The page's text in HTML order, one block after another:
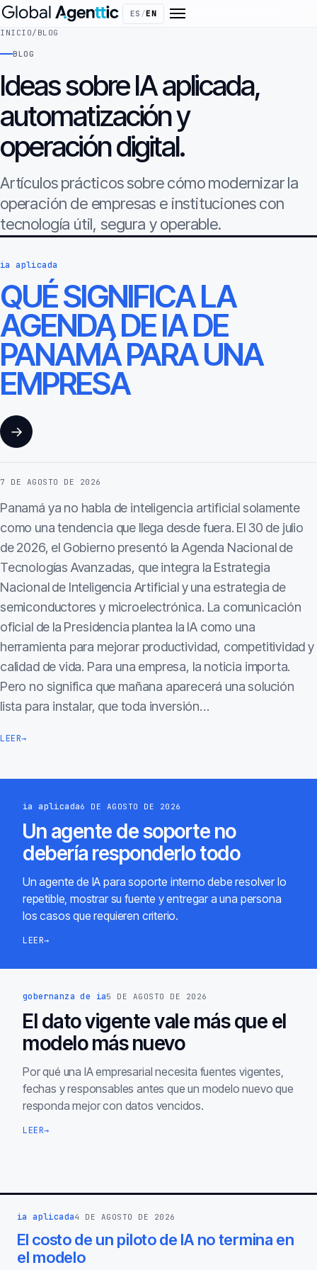
ES /EN
INICIO/ BLOG
BLOG
Ideas sobre IA aplicada,
automatización y
operación digital.
Artículos prácticos sobre cómo modernizar la
operación de empresas e instituciones con
tecnología útil, segura y operable.
ia aplicada
QUÉ SIGNIFICA LA
AGENDA DE IA DE
PANAMÁ PARA UNA
EMPRESA
→
7 DE AGOSTO DE 2026
Panamá ya no habla de inteligencia artificial solamente
como una tendencia que llega desde fuera. El 30 de julio
de 2026, el Gobierno presentó la Agenda Nacional de
Tecnologías Avanzadas, que integra la Estrategia
Nacional de Inteligencia Artificial y una estrategia de
semiconductores y microelectrónica. La comunicación
oficial de la Presidencia plantea la IA como una
herramienta para mejorar productividad, competitividad y
calidad de vida. Para una empresa, la noticia importa.
Pero no significa que mañana aparecerá una solución
lista para instalar, que toda inversión…
LEER→
ia aplicada6 DE AGOSTO DE 2026
Un agente de soporte no
debería responderlo todo
Un agente de IA para soporte interno debe resolver lo
repetible, mostrar su fuente y entregar a una persona
los casos que requieren criterio.
LEER→
gobernanza de ia5 DE AGOSTO DE 2026
El dato vigente vale más que el
modelo más nuevo
Por qué una IA empresarial necesita fuentes vigentes,
fechas y responsables antes que un modelo nuevo que
responda mejor con datos vencidos.
LEER→
ia aplicada4 DE AGOSTO DE 2026
El costo de un piloto de IA no termina en
el modelo